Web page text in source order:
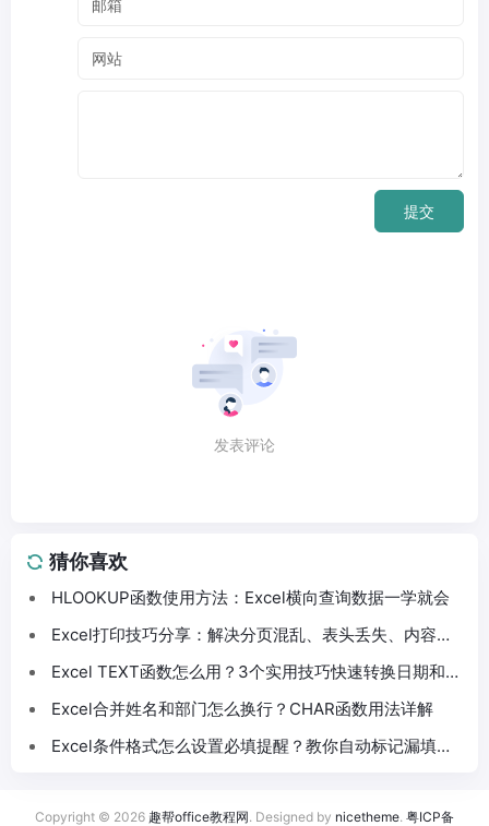
提交
发表评论
猜你喜欢
HLOOKUP函数使用方法：Excel横向查询数据一学就会
Excel打印技巧分享：解决分页混乱、表头丢失、内容截
Excel TEXT函数怎么用？3个实用技巧快速转换日期和数
Excel合并姓名和部门怎么换行？CHAR函数用法详解
Excel条件格式怎么设置必填提醒？教你自动标记漏填数
Copyright © 2026 趣帮office教程网. Designed by nicetheme. 粤ICP备